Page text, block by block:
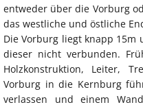
entweder über die Vorburg
das westliche und östliche
Die Vorburg liegt knapp
dieser nicht verbunden.
Holzkonstruktion, Leiter,
Vorburg in die Kernburg
verlassen und einem